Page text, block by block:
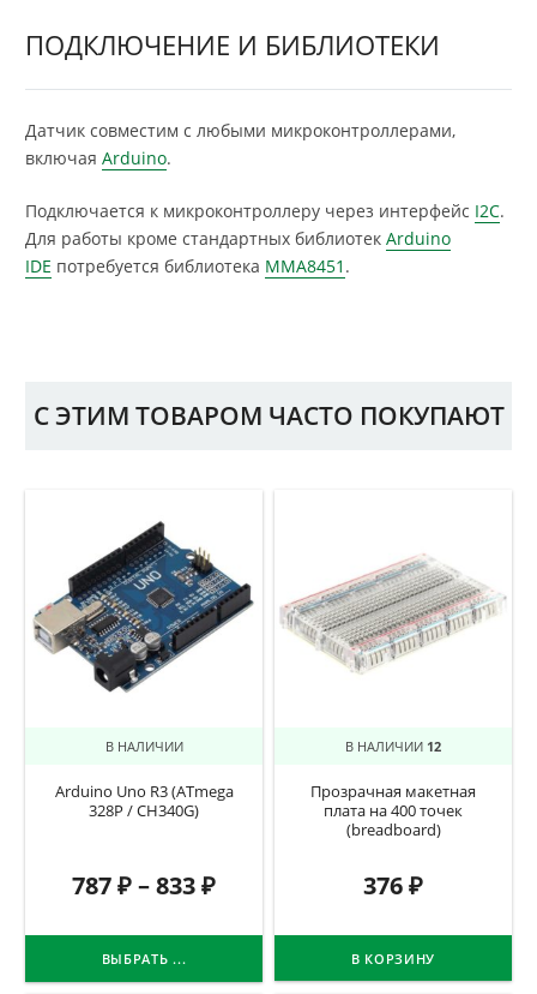
ПОДКЛЮЧЕНИЕ И БИБЛИОТЕКИ
Датчик совместим с любыми микроконтроллерами,
включая Arduino.
Подключается к микроконтроллеру через интерфейс I2C.
Для работы кроме стандартных библиотек Arduino
IDE потребуется библиотека MMA8451 .
С ЭТИМ ТОВАРОМ ЧАСТО ПОКУПАЮТ
В НАЛИЧИИ
Arduino Uno R3 (ATmega
328P / CH340G)
787₽–833₽
ВЫБРАТЬ ...
В НАЛИЧИИ 12
Прозрачная макетная
плата на 400 точек
(breadboard)
376₽
В КОРЗИНУ